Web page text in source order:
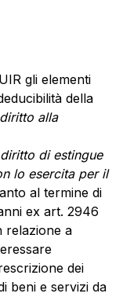
gli elementi
della
alla
di estingue
lo esercita per il
al termine di
ex art. 2946
relazione a
dei
beni e servizi da